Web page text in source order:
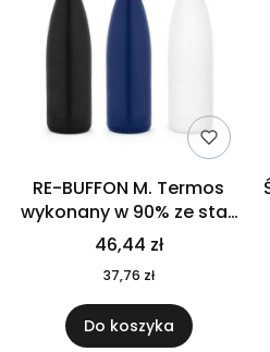
RE-BUFFON M. Termos
wykonany w 90% ze stali
nierdzewnej
pochodzącej z
recyklingu 520 ml 94294
46,44 zł
37,76 zł
Do koszyka